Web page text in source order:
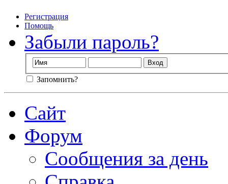
Регистрация
Помощь
Забыли пароль?
Запомнить?
Сайт
Форум
Сообщения за день